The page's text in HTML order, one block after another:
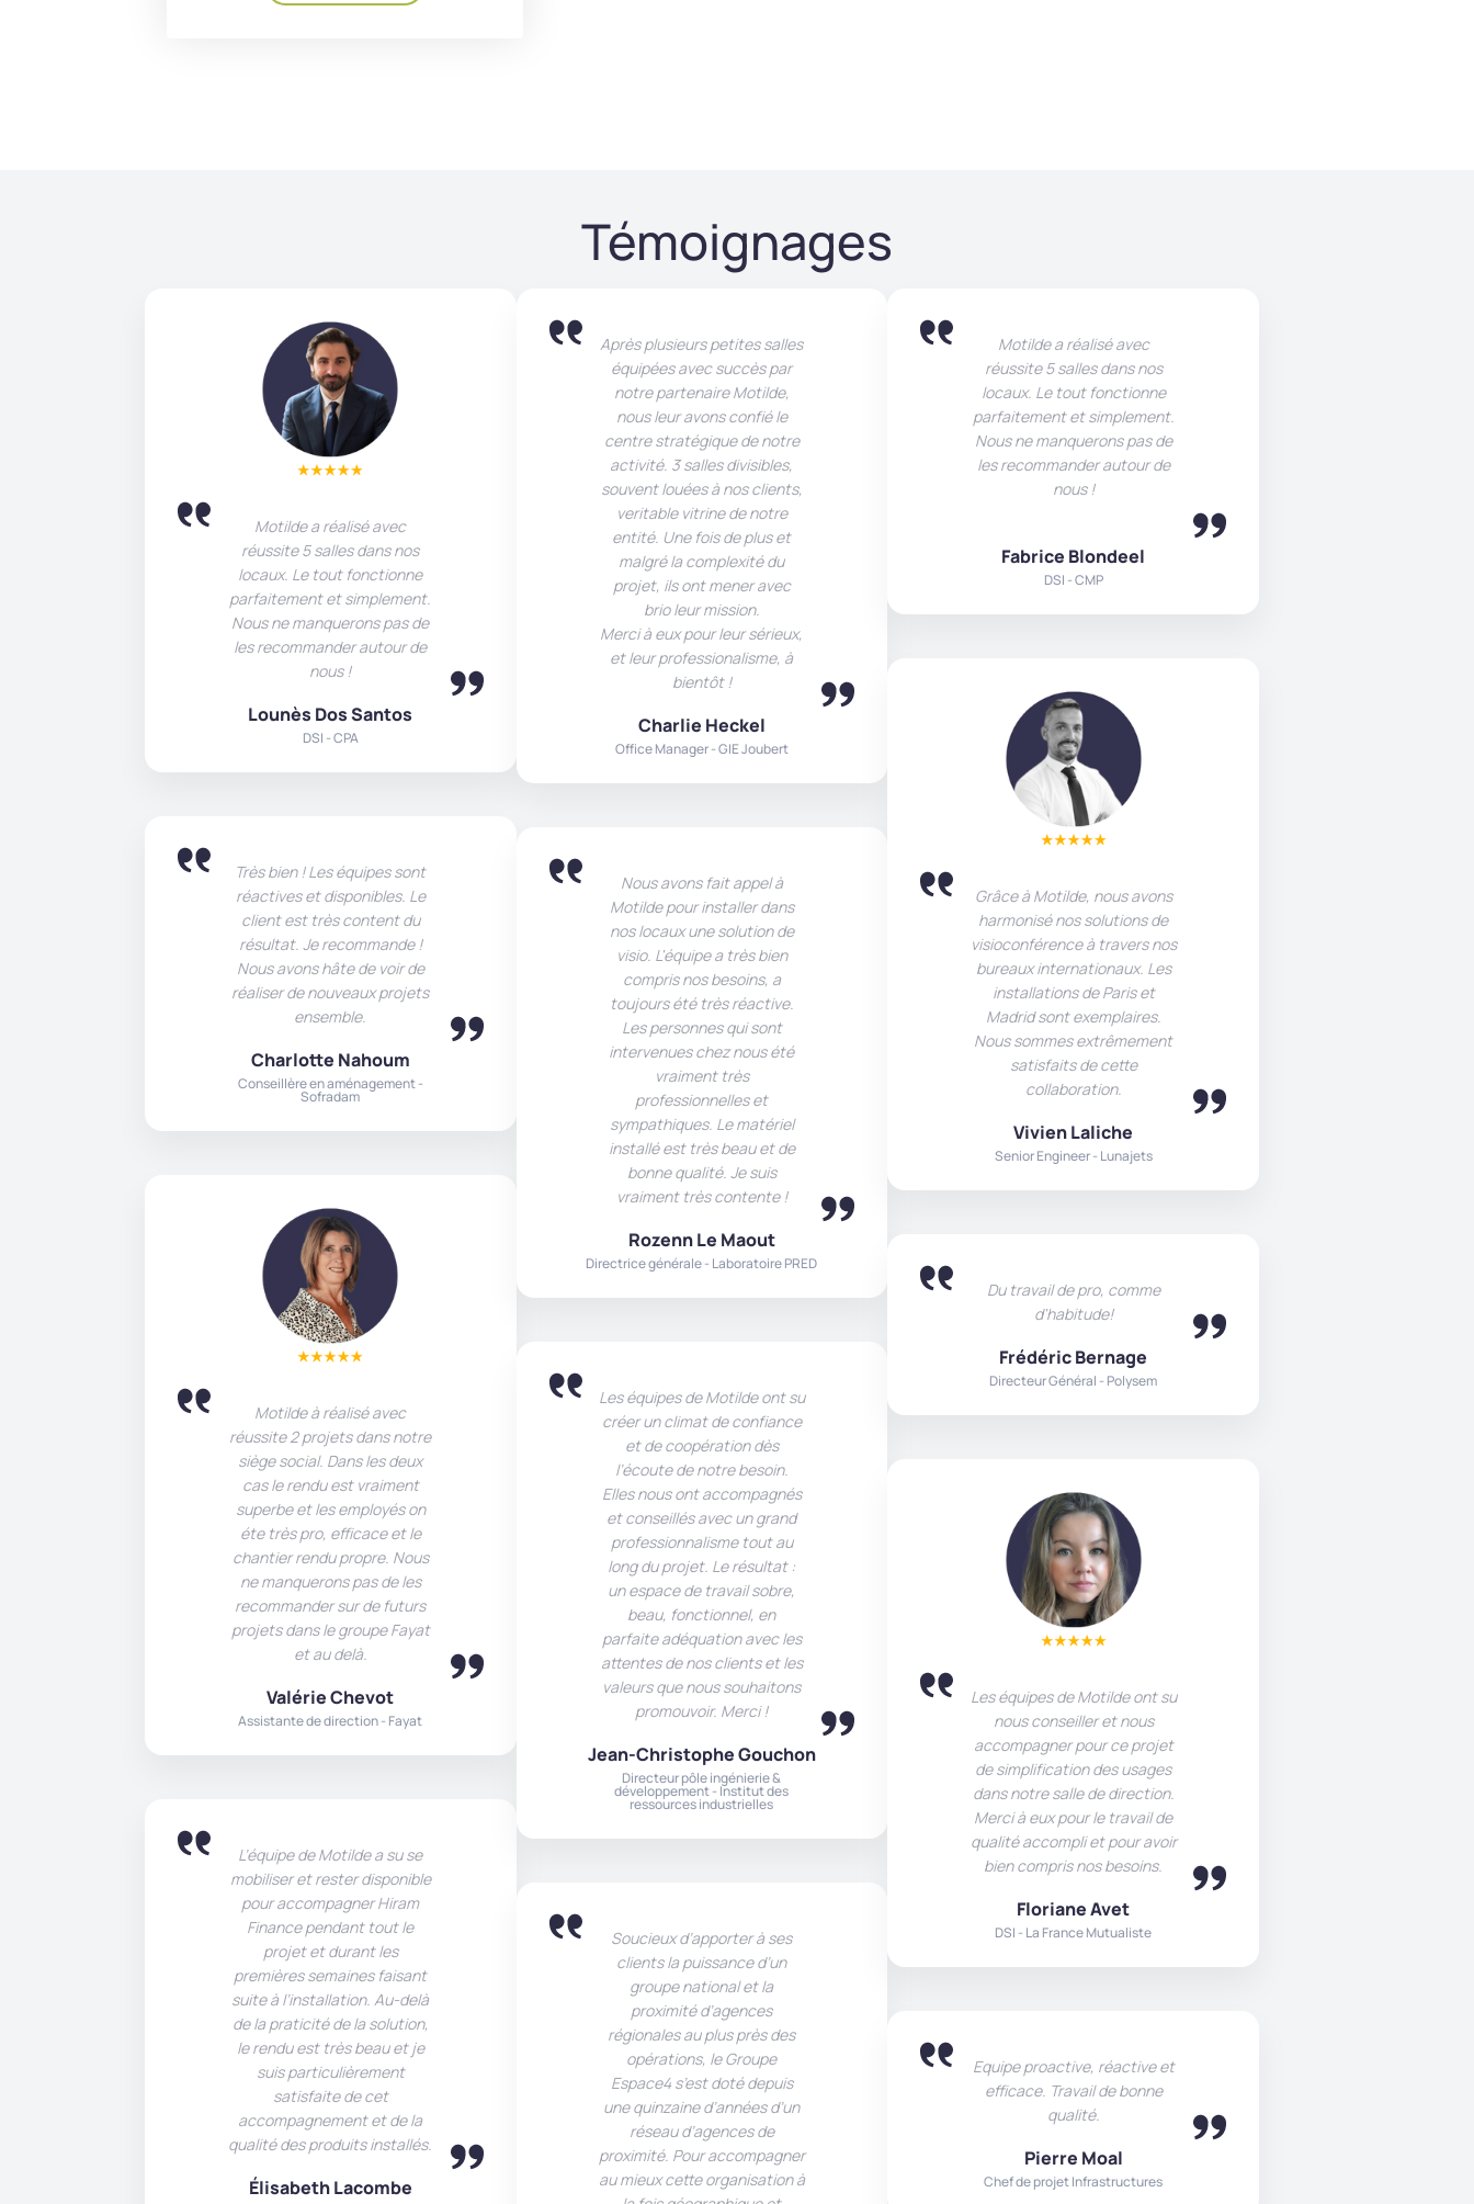
Témoignages
Motilde a réalisé avec
réussite 5 salles dans nos
locaux. Le tout fonctionne
parfaitement et simplement.
Nous ne manquerons pas de
les recommander autour de
nous !
Lounès Dos Santos
DSI - CPA
Très bien ! Les équipes sont
réactives et disponibles. Le
client est très content du
résultat. Je recommande !
Nous avons hâte de voir de
réaliser de nouveaux projets
ensemble.
Charlotte Nahoum
Conseillère en aménagement -
Sofradam
Motilde à réalisé avec
réussite 2 projets dans notre
siège social. Dans les deux
cas le rendu est vraiment
superbe et les employés on
éte très pro, efficace et le
chantier rendu propre. Nous
ne manquerons pas de les
recommander sur de futurs
projets dans le groupe Fayat
et au delà.
Valérie Chevot
Assistante de direction - Fayat
L’équipe de Motilde a su se
mobiliser et rester disponible
pour accompagner Hiram
Finance pendant tout le
projet et durant les
premières semaines faisant
suite à l’installation. Au-delà
de la praticité de la solution,
le rendu est très beau et je
suis particulièrement
satisfaite de cet
accompagnement et de la
qualité des produits installés.
Élisabeth Lacombe
Après plusieurs petites salles
équipées avec succès par
notre partenaire Motilde,
nous leur avons confié le
centre stratégique de notre
activité. 3 salles divisibles,
souvent louées à nos clients,
veritable vitrine de notre
entité. Une fois de plus et
malgré la complexité du
projet, ils ont mener avec
brio leur mission.
Merci à eux pour leur sérieux,
et leur professionalisme, à
bientôt !
Charlie Heckel
Office Manager - GIE Joubert
Nous avons fait appel à
Motilde pour installer dans
nos locaux une solution de
visio. L'équipe a très bien
compris nos besoins, a
toujours été très réactive.
Les personnes qui sont
intervenues chez nous été
vraiment très
professionnelles et
sympathiques. Le matériel
installé est très beau et de
bonne qualité. Je suis
vraiment très contente !
Rozenn Le Maout
Directrice générale - Laboratoire PRED
Les équipes de Motilde ont su
créer un climat de confiance
et de coopération dès
l’écoute de notre besoin.
Elles nous ont accompagnés
et conseillés avec un grand
professionnalisme tout au
long du projet. Le résultat :
un espace de travail sobre,
beau, fonctionnel, en
parfaite adéquation avec les
attentes de nos clients et les
valeurs que nous souhaitons
promouvoir. Merci !
Jean-Christophe Gouchon
Directeur pôle ingénierie &
développement - Institut des
ressources industrielles
Soucieux d’apporter à ses
clients la puissance d’un
groupe national et la
proximité d’agences
régionales au plus près des
opérations, le Groupe
Espace4 s’est doté depuis
une quinzaine d’années d’un
réseau d’agences de
proximité. Pour accompagner
au mieux cette organisation à
Motilde a réalisé avec
réussite 5 salles dans nos
locaux. Le tout fonctionne
parfaitement et simplement.
Nous ne manquerons pas de
les recommander autour de
nous !
Fabrice Blondeel
DSI - CMP
Grâce à Motilde, nous avons
harmonisé nos solutions de
visioconférence à travers nos
bureaux internationaux. Les
installations de Paris et
Madrid sont exemplaires.
Nous sommes extrêmement
satisfaits de cette
collaboration.
Vivien Laliche
Senior Engineer - Lunajets
Du travail de pro, comme
d'habitude!
Frédéric Bernage
Directeur Général - Polysem
Les équipes de Motilde ont su
nous conseiller et nous
accompagner pour ce projet
de simplification des usages
dans notre salle de direction.
Merci à eux pour le travail de
qualité accompli et pour avoir
bien compris nos besoins.
Floriane Avet
DSI - La France Mutualiste
Equipe proactive, réactive et
efficace. Travail de bonne
qualité.
Pierre Moal
Chef de projet Infrastructures